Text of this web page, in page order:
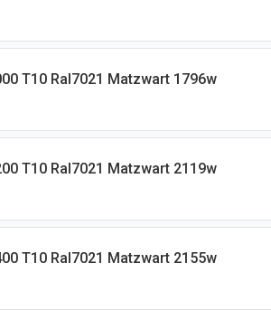
T10 Ral7021 Matzwart 1796w
T10 Ral7021 Matzwart 2119w
T10 Ral7021 Matzwart 2155w